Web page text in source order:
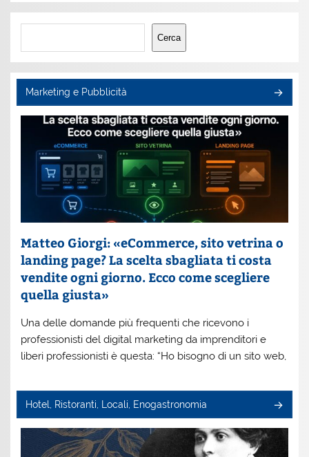
Cerca
Cerca
Marketing e Pubblicità
Matteo Giorgi: «eCommerce, sito vetrina o
landing page? La scelta sbagliata ti costa
vendite ogni giorno. Ecco come scegliere
quella giusta»
Una delle domande più frequenti che ricevono i
professionisti del digital marketing da imprenditori e
liberi professionisti è questa: “Ho bisogno di un sito web,
Hotel, Ristoranti, Locali, Enogastronomia